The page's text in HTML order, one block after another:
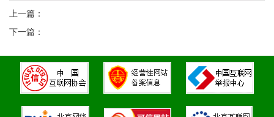
上一篇：
下一篇：